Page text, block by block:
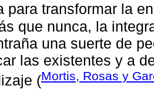
para transformar la
que nunca, la
una suerte de
las existentes y a
(Mortis, Rosas y